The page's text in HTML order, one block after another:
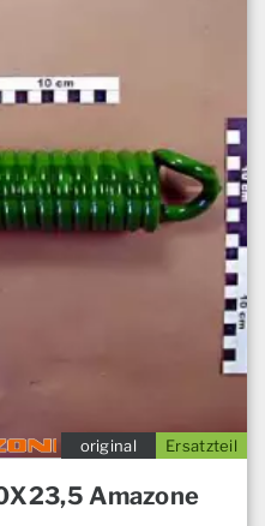
Ersatzteil
original
Amazone